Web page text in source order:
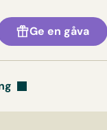
Ge en gåva